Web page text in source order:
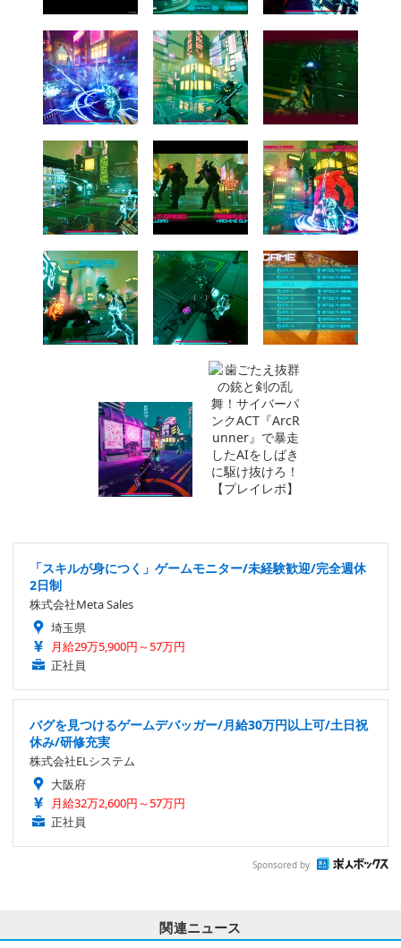
「スキルが身につく」ゲームモニター/未経験歓迎/完全週休
2日制
株式会社Meta Sales
埼玉県
月給29万5,900円～57万円
正社員
バグを見つけるゲームデバッガー/月給30万円以上可/土日祝
休み/研修充実
株式会社ELシステム
大阪府
月給32万2,600円～57万円
正社員
Sponsored by
関連ニュース